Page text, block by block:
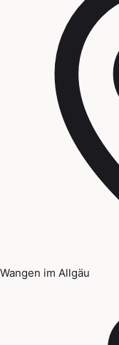
Wangen im Allgäu